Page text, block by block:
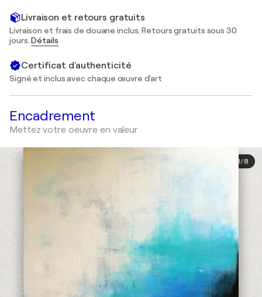
Livraison et retours gratuits
Livraison et frais de douane inclus. Retours gratuits sous 30
jours.Détails
Certificat d'authenticité
Signé et inclus avec chaque œuvre d'art
Encadrement
Mettez votre oeuvre en valeur
1/8